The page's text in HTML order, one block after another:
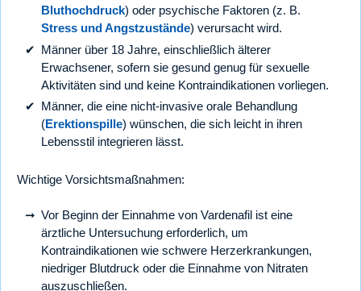
Bluthochdruck) oder psychische Faktoren (z. B.
Stress und Angstzustände) verursacht wird.
Männer über 18 Jahre, einschließlich älterer
Erwachsener, sofern sie gesund genug für sexuelle
Aktivitäten sind und keine Kontraindikationen vorliegen.
Männer, die eine nicht-invasive orale Behandlung
(Erektionspille) wünschen, die sich leicht in ihren
Lebensstil integrieren lässt.
Wichtige Vorsichtsmaßnahmen:
Vor Beginn der Einnahme von Vardenafil ist eine
ärztliche Untersuchung erforderlich, um
Kontraindikationen wie schwere Herzerkrankungen,
niedriger Blutdruck oder die Einnahme von Nitraten
auszuschließen.